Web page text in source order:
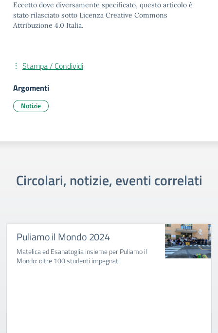
Eccetto dove diversamente specificato, questo articolo è
stato rilasciato sotto Licenza Creative Commons
Attribuzione 4.0 Italia.
Stampa / Condividi
Argomenti
Notizie
Circolari, notizie, eventi correlati
Puliamo il Mondo 2024
Matelica ed Esanatoglia insieme per Puliamo il
Mondo: oltre 100 studenti impegnati